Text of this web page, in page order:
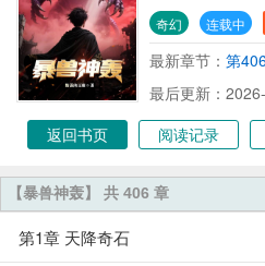
奇幻 连载中
最新章节： 第
最后更新：
返回书页
阅读记录
【暴兽神轰】 共 406 章
第1章 天降奇石